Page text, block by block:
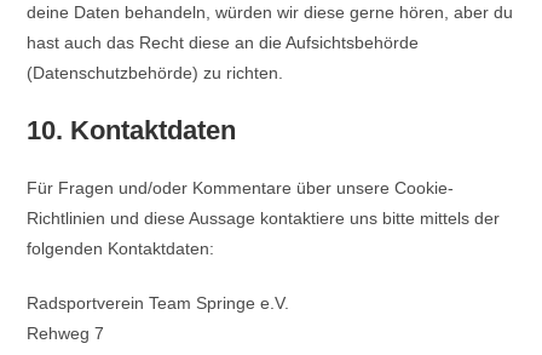
deine Daten behandeln, würden wir diese gerne hören, aber du
hast auch das Recht diese an die Aufsichtsbehörde
(Datenschutzbehörde) zu richten.
10. Kontaktdaten
Für Fragen und/oder Kommentare über unsere Cookie-
Richtlinien und diese Aussage kontaktiere uns bitte mittels der
folgenden Kontaktdaten:
Radsportverein Team Springe e.V.
Rehweg 7